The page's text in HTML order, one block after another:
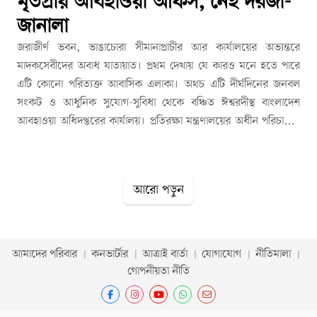
জানালা
জরাজীর্ণ ভবন, ভাঙাচোরা সীমানাপ্রাচীর আর কার্যালয়ের অভ্যন্তরে
মাদকসেবীদের অবাধ যাতায়াত। প্রথম দেখায় যে কারও মনে হতে পারে
এটি কোনো পরিত্যক্ত আবাসিক এলাকা। অথচ এটি দীর্ঘদিনের জনবল
সংকট ও আধুনিক সুযোগ-সুবিধা থেকে বঞ্চিত ঈশ্বরদীস্থ বাংলাদেশ
আবহাওয়া অধিদপ্তরের কার্যালয়। প্রতিরক্ষা মন্ত্রণালয়ের অধীন পরিচালিত
হয়। শুরুতে কর্মকর্তা-কর্মচারীদের জন্য একাধিক আবাসিক ভবন ও একটি
অভাবে ভবনগুলোর দরজা, জানালা, এমনকি জানালার গ্রিল পর্যন্ত চুরি হয়ে
গেছে। এদিকে আবহাওয়া পরিমাপের জন্য ব্যবহৃত দুটি যন্ত্রের মধ্যে একটি
দীর্ঘদিন ধরে বিকল। ফলে একটি যন্ত্র দিয়েই কোনোমতে আবহাওয়া
পর্যবেক্ষণের কাজ চালিয়ে যেতে হচ্ছে সংশ্লিষ্টদের। স্থানীয়দের অভিযোগ,
আরো পড়ুন
আমাদের পরিবার কনভার্টার আত্রাই বার্তা যোগাযোগ
নীতিমালা
গোপনীয়তা নীতি